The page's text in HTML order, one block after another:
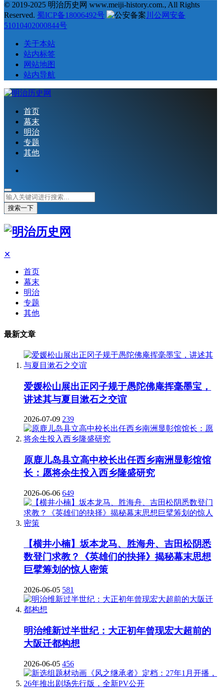
© 2019-2025 明治历史网 www.meiji-history.com., All Rights
Reserved. 蜀ICP备18006492号
川公网安备
51010402000844号
关于本站
站内标签
网站地图
站内导航
首页
幕末
明治
专题
其他
搜索一下
✕
首页
幕末
明治
专题
其他
最新文章
爱媛松山展出正冈子规于愚陀佛庵挥毫墨宝，
讲述其与夏目漱石之交谊
2026-07-09 239
原鹿儿岛县立高中校长出任西乡南洲显彰馆馆
长：愿将余生投入西乡隆盛研究
2026-06-06 649
【横井小楠】坂本龙马、胜海舟、吉田松阴悉
数登门求教？《英雄们的抉择》揭秘幕末思想
巨擘筹划的惊人密策
2026-06-05 581
明治维新过半世纪：大正初年曾现宏大超前的
大阪迁都构想
2026-06-05 456